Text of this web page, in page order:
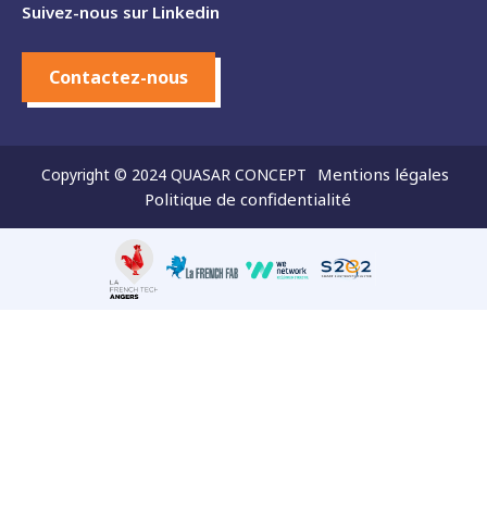
Suivez-nous sur Linkedin
Contactez-nous
Copyright © 2024 QUASAR CONCEPT
Mentions légales
Politique de confidentialité